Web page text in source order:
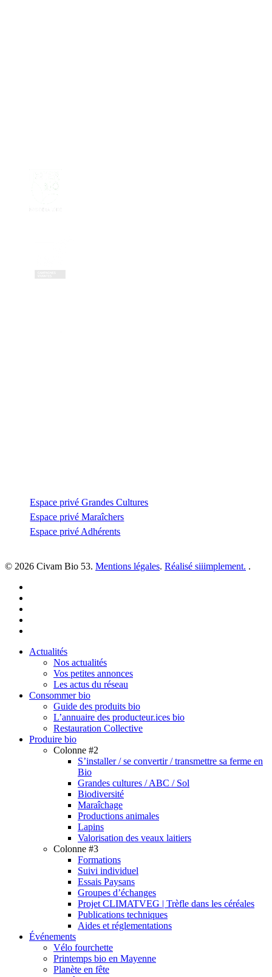
Espace privé Grandes Cultures
Espace privé Maraîchers
Espace privé Adhérents
© 2026 Civam Bio 53. Mentions légales. Réalisé siiimplement. .
Close
Actualités
Nos actualités
Vos petites annonces
Les actus du réseau
Consommer bio
Guide des produits bio
L’annuaire des producteur.ices bio
Restauration Collective
Produire bio
Colonne #2
S’installer / se convertir / transmettre sa ferme en
Bio
Grandes cultures / ABC / Sol
Biodiversité
Maraîchage
Productions animales
Lapins
Valorisation des veaux laitiers
Colonne #3
Formations
Suivi individuel
Essais Paysans
Groupes d’échanges
Projet CLIMATVEG | Trèfle dans les céréales
Publications techniques
Aides et réglementations
Événements
Vélo fourchette
Printemps bio en Mayenne
Planète en fête